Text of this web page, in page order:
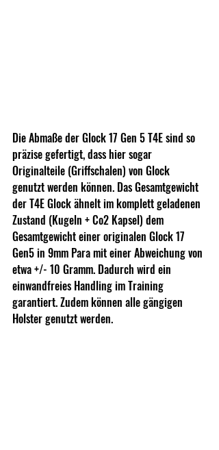
Die Abmaße der Glock 17 Gen 5 T4E sind so
präzise gefertigt, dass hier sogar
Originalteile (Griffschalen) von Glock
genutzt werden können. Das Gesamtgewicht
der T4E Glock ähnelt im komplett geladenen
Zustand (Kugeln + Co2 Kapsel) dem
Gesamtgewicht einer originalen Glock 17
Gen5 in 9mm Para mit einer Abweichung von
etwa +/- 10 Gramm. Dadurch wird ein
einwandfreies Handling im Training
garantiert. Zudem können alle gängigen
Holster genutzt werden.